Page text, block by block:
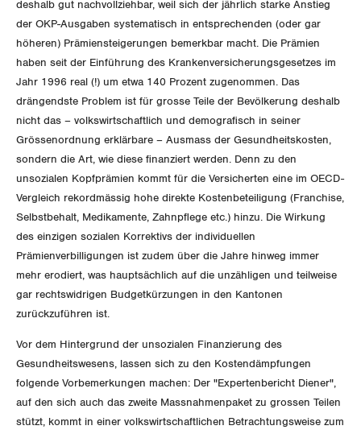
Gesundheit
CORONA-VIRUS
SERVICE PUBLIC
Energie und Umwelt
Kommunikation und Medien
GLEICHSTELLUNG
BILDUNG & JUGEND
MIGRATION
GEWERKSCHAFTSPOLITIK
Schweiz
Landesstreik
SERVICE
GEWERKSCHAFTSMITGLIED WERDEN
LOHNRECHNER
DER SGB
Medien
deshalb gut nachvollziehbar, weil sich der jährlich starke Anstieg
der OKP-Ausgaben systematisch in entsprechenden (oder gar
höheren) Prämiensteigerungen bemerkbar macht. Die Prämien
haben seit der Einführung des Krankenversicherungsgesetzes im
Jahr 1996 real (!) um etwa 140 Prozent zugenommen. Das
drängendste Problem ist für grosse Teile der Bevölkerung deshalb
nicht das – volkswirtschaftlich und demografisch in seiner
Grössenordnung erklärbare – Ausmass der Gesundheitskosten,
sondern die Art, wie diese finanziert werden. Denn zu den
unsozialen Kopfprämien kommt für die Versicherten eine im OECD-
Vergleich rekordmässig hohe direkte Kostenbeteiligung (Franchise,
Selbstbehalt, Medikamente, Zahnpflege etc.) hinzu. Die Wirkung
des einzigen sozialen Korrektivs der individuellen
Prämienverbilligungen ist zudem über die Jahre hinweg immer
mehr erodiert, was hauptsächlich auf die unzähligen und teilweise
gar rechtswidrigen Budgetkürzungen in den Kantonen
zurückzuführen ist.
Vor dem Hintergrund der unsozialen Finanzierung des
Gesundheitswesens, lassen sich zu den Kostendämpfungen
folgende Vorbemerkungen machen: Der "Expertenbericht Diener",
auf den sich auch das zweite Massnahmenpaket zu grossen Teilen
stützt, kommt in einer volkswirtschaftlichen Betrachtungsweise zum